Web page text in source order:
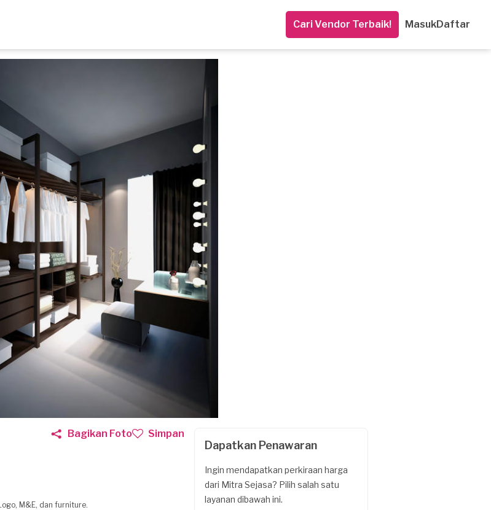
Cari Vendor Terbaik! MasukDaftar
Bagikan Foto Simpan
M&E, dan furniture.
Dapatkan Penawaran
Ingin mendapatkan perkiraan harga
dari Mitra Sejasa? Pilih salah satu
layanan dibawah ini.